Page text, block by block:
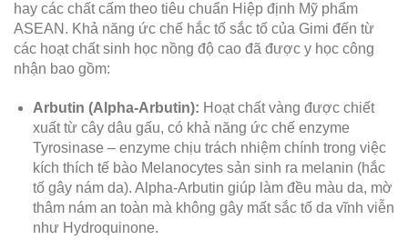
hay các chất cấm theo tiêu chuẩn Hiệp định Mỹ phẩm
ASEAN. Khả năng ức chế hắc tố sắc tố của Gimi đến từ
các hoạt chất sinh học nồng độ cao đã được y học công
nhận bao gồm:
Arbutin (Alpha-Arbutin): Hoạt chất vàng được chiết
xuất từ cây dâu gấu, có khả năng ức chế enzyme
Tyrosinase – enzyme chịu trách nhiệm chính trong việc
kích thích tế bào Melanocytes sản sinh ra melanin (hắc
tố gây nám da). Alpha-Arbutin giúp làm đều màu da, mờ
thâm nám an toàn mà không gây mất sắc tố da vĩnh viễn
như Hydroquinone.